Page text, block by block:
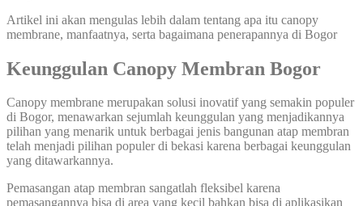
Artikel ini akan mengulas lebih dalam tentang apa itu canopy
membrane, manfaatnya, serta bagaimana penerapannya di Bogor
Keunggulan Canopy Membran Bogor
Canopy membrane merupakan solusi inovatif yang semakin populer
di Bogor, menawarkan sejumlah keunggulan yang menjadikannya
pilihan yang menarik untuk berbagai jenis bangunan atap membran
telah menjadi pilihan populer di bekasi karena berbagai keunggulan
yang ditawarkannya.
Pemasangan atap membran sangatlah fleksibel karena
pemasangannya bisa di area yang kecil bahkan bisa di aplikasikan